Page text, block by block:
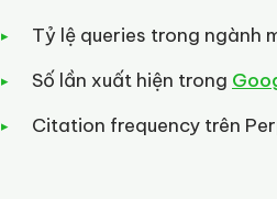
Tỷ lệ queries trong ngành
Số lần xuất hiện trong
Citation frequency trên